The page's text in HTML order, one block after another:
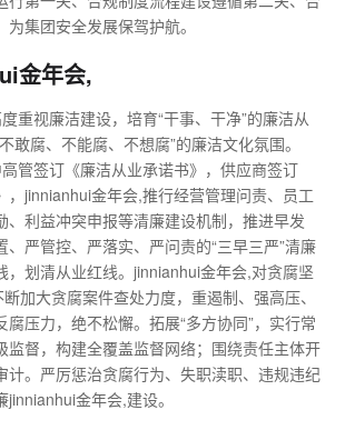
集团安全发展保驾护航。
金年会,
重视廉洁建设，培育“干事、干净”的廉洁从
敢腐、不能腐、不想腐”的廉洁文化氛围。
管签订《廉洁从业承诺书》，供应商签订
，jinnianhui金年会,推行经营管理问责、员工
、利益冲突申报等清廉建设机制，推进早发
、严管控、严落实、严问责的“三早三严”清廉
，划清从业红线。jinnianhui金年会,对贪腐坚
加大贪腐案件查处力度，重遏制、强高压、
压力，绝不松懈。拓展“多方协同”，实行常
监督，构建全覆盖监督网络；围绕责任主体开
计。严厉惩治贪腐行为、失职渎职、违规违纪
金年会,建设。